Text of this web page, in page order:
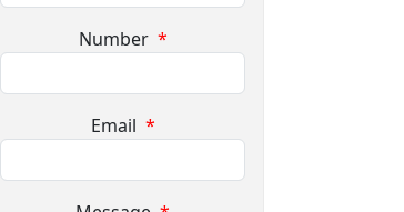
Number *
Email *